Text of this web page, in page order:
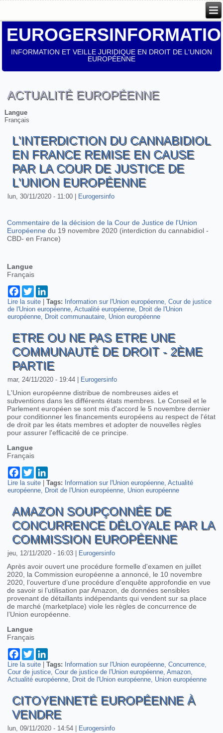
INFORMATION ET VEILLE JURIDIQUE EN DROIT DE L'UNION
EUROPÉENNE
ACTUALITÉ EUROPÉENNE
Langue
Français
L'INTERDICTION DU CANNABIDIOL
EN FRANCE REMISE EN CAUSE
PAR LA COUR DE JUSTICE DE
L'UNION EUROPÉENNE
lun, 30/11/2020 - 11:00 Eurogersinfo
Commentaire de la décision de la Cour de Justice de l'Union
Européenne du 19 novembre 2020 (interdiction du cannabidiol -
CBD- en France)
Langue
Français
Facebook
Twitter
Lire la suite de L'interdiction du cannabidiol en France remise en cause
par la Cour de Justice de l'Union européenne
|Tags: Information sur l'Union européenne Cour de justice
de l'Union européenne Actualité européenne
Droit de l'Union
européenne
Droit communautaire Union européenne
ETRE OU NE PAS ETRE UNE
COMMUNAUTÉ DE DROIT - 2ÈME
PARTIE
mar, 24/11/2020 - 19:44 Eurogersinfo
L'Union européenne distribue de nombreuses aides et
subventions dans les différents états membres. Le Conseil et le
Parlement européen se sont mis d'accord le 5 novembre dernier
pour conditionner les financements européens au respect de l'état
de droit par les états membres et adopter de nouvelles règles
pour assurer l'efficacité de ce principe.
Langue
Français
Facebook
Twitter
Lire la suite de Etre ou ne pas etre une communauté de droit - 2ème
partie
|Tags: Information sur l'Union européenne Actualité
européenne
Droit de l'Union européenne Union européenne
AMAZON SOUPÇONNÉE DE
CONCURRENCE DÉLOYALE PAR LA
COMMISSION EUROPÉENNE
jeu, 12/11/2020 - 16:03 Eurogersinfo
Après avoir ouvert une procédure formelle d'examen en juillet
2020, la Commission européenne a annoncé, le 10 novembre
2020, l’ouverture d’une procédure d'enquête approfondie en vue
de savoir si l’utilisation par Amazon, de données sensibles
provenant de détaillants indépendants qui vendent sur sa place
de marché (marketplace) viole les règles de concurrence de
l’Union européenne.
Langue
Français
Facebook
Twitter
Lire la suite de Amazon soupçonnée de concurrence déloyale par la
Commission européenne
|Tags: Information sur l'Union européenne Concurrence
Cour de justice Cour de justice de l'Union européenne Amazon
Actualité européenne
Droit de l'Union européenne Union européenne
CITOYENNETÉ EUROPÉENNE À
VENDRE
lun, 09/11/2020 - 14:54 Eurogersinfo